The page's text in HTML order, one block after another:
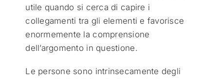
utile quando si cerca di capire i
collegamenti tra gli elementi e favorisce
enormemente la comprensione
dell’argomento in questione.
Le persone sono intrinsecamente degli